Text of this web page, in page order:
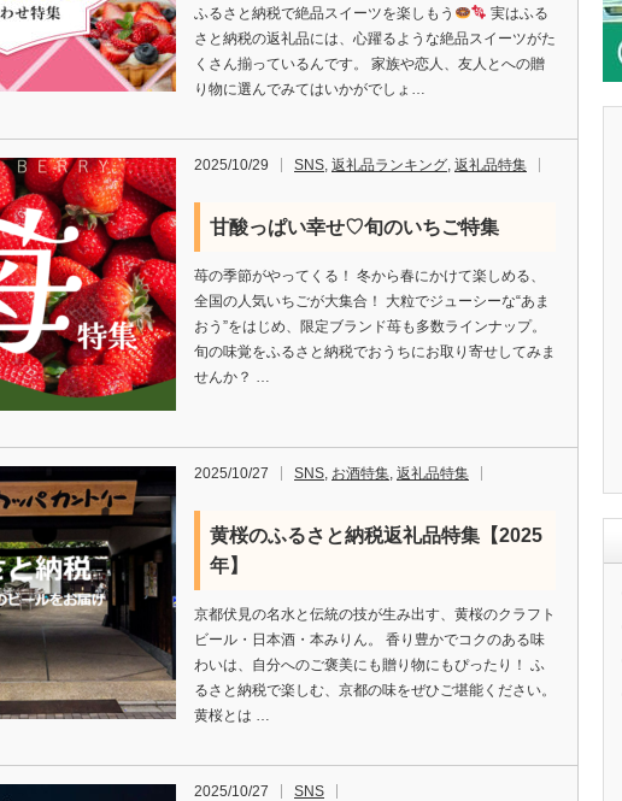
ふるさと納税で絶品スイーツを楽しもう
実はふる
さと納税の返礼品には、心躍るような絶品スイーツがた
くさん揃っているんです。 家族や恋人、友人とへの贈
り物に選んでみてはいかがでしょ…
2025/10/29 SNS, 返礼品ランキング, 返礼品特集
甘酸っぱい幸せ♡旬のいちご特集
苺の季節がやってくる！ 冬から春にかけて楽しめる、
全国の人気いちごが大集合！ 大粒でジューシーな“あま
おう”をはじめ、限定ブランド苺も多数ラインナップ。
旬の味覚をふるさと納税でおうちにお取り寄せしてみま
せんか？ …
2025/10/27 SNS, お酒特集, 返礼品特集
黄桜のふるさと納税返礼品特集【2025
年】
京都伏見の名水と伝統の技が生み出す、黄桜のクラフト
ビール・日本酒・本みりん。 香り豊かでコクのある味
わいは、自分へのご褒美にも贈り物にもぴったり！ ふ
るさと納税で楽しむ、京都の味をぜひご堪能ください。
黄桜とは …
2025/10/27 SNS